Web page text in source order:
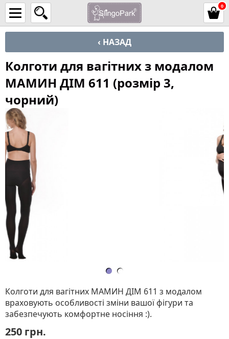
0
‹ НАЗАД
Колготи для вагітних з модалом
МАМИН ДІМ 611 (розмір 3,
чорний)
Колготи для вагітних МАМИН ДІМ 611 з модалом
враховують особливості зміни вашої фігури та
забезпечують комфортне носіння :).
250 грн.